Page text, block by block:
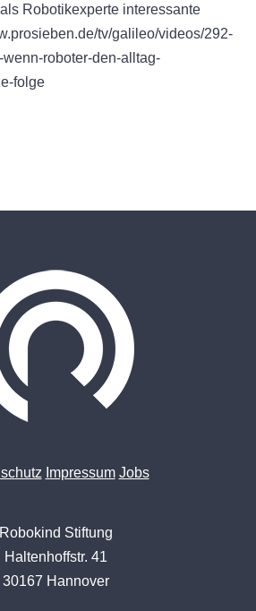
Robotikexperte interessante
tv/galileo/videos/292-
roboter-den-alltag-
folge
Impressum Jobs
Robokind Stiftung
Haltenhoffstr. 41
30167 Hannover